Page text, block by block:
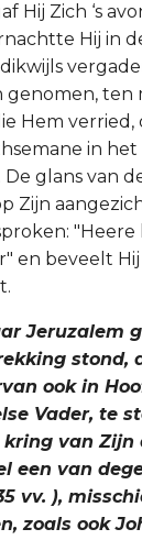
Hij Zich ‘s
Hij in
Hem
in
glans van
Zijn
en beveelt
ook in
Vader, te
kring van
een van
vv. ),
zoals ook